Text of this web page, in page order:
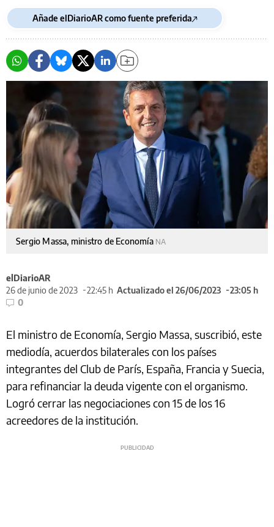
Añade elDiarioAR como fuente preferida
Sergio Massa, ministro de Economía NA
elDiarioAR
26 de junio de 2023
22:45 h Actualizado el 26/06/2023
23:05 h
0
El ministro de Economía, Sergio Massa, suscribió, este
mediodía, acuerdos bilaterales con los países
integrantes del Club de París, España, Francia y Suecia,
para refinanciar la deuda vigente con el organismo.
Logró cerrar las negociaciones con 15 de los 16
acreedores de la institución.